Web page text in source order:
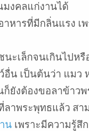
มงคลแก่งานได้
าหารที่มีกลิ่นแรง เ
นะเล็กจนเกินไปห
อื่น เป็นต้นว่า แม
ก็ยังต้องขอลาข้าว
ลาพระพุทธแล้ว สา
น เพราะมีความรู้สึ